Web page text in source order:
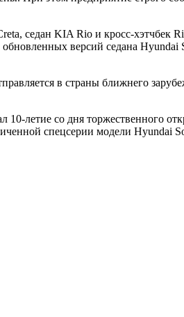
седан KIA Rio и кросс-
версий седана Hyundai
в страны ближнего
летие со дня торжественного
спецсерии модели Hyundai